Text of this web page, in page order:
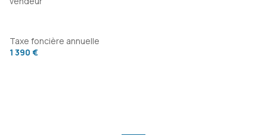
chambre
Taxe foncière annuelle
1 390 €